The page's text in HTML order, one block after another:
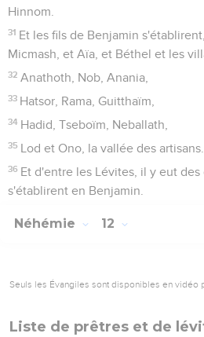
Hinnom.
31 Et les fils de Benjamin
Micmash, et Aïa, et Béthel et les
32 Anathoth, Nob, Anania,
33 Hatsor, Rama, Guitthaïm,
34 Hadid, Tseboïm, Neballath,
35 Lod et Ono, la vallée des artisans.
36 Et d'entre les Lévites, il y eut
s'établirent en Benjamin.
Néhémie 12
Seuls les Évangiles sont disponibles en vidéo
Liste de prêtres et de